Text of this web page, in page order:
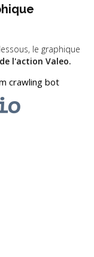
le graphique
l'action Valeo.